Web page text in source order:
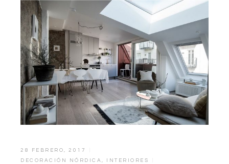
28 FEBRERO, 2017
DECORACIÓN NÓRDICA,
INTERIORES